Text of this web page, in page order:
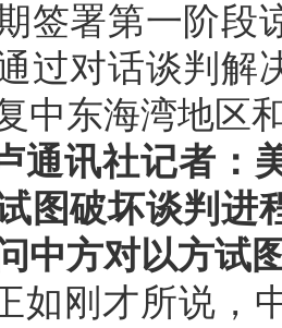
签署第一阶段
过对话谈判解
中东海湾地区
通讯社记者：
图破坏谈判进
中方对以方试
如刚才所说，